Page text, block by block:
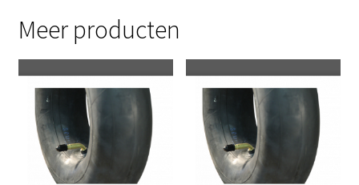
Meer producten